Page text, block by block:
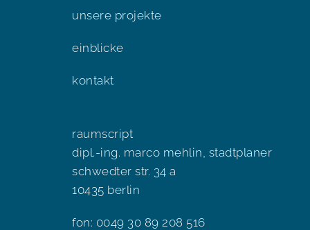
unsere projekte
einblicke
kontakt
raumscript
dipl.-ing. marco mehlin, stadtplaner
schwedter str. 34 a
10435 berlin
fon: 0049 30 89 208 516